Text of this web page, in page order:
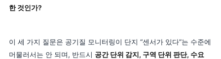
한 것인가?
이 세 가지 질문은 공기질 모니터링이 단지 “센서가 있다”는 수준에
머물러서는 안 되며, 반드시 공간 단위 감지, 구역 단위 판단, 수요